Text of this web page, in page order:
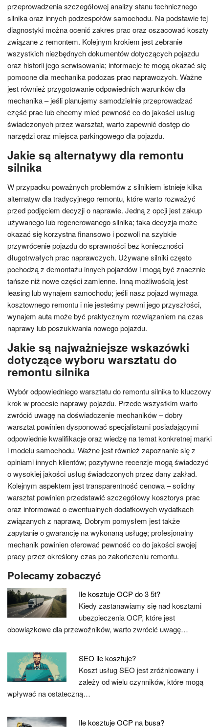
przeprowadzenia szczegółowej analizy stanu technicznego
silnika oraz innych podzespołów samochodu. Na podstawie tej
diagnostyki można ocenić zakres prac oraz oszacować koszty
związane z remontem. Kolejnym krokiem jest zebranie
wszystkich niezbędnych dokumentów dotyczących pojazdu
oraz historii jego serwisowania; informacje te mogą okazać się
pomocne dla mechanika podczas prac naprawczych. Ważne
jest również przygotowanie odpowiednich warunków dla
mechanika – jeśli planujemy samodzielnie przeprowadzać
część prac lub chcemy mieć pewność co do jakości usług
świadczonych przez warsztat, warto zapewnić dostęp do
narzędzi oraz miejsca parkingowego dla pojazdu.
Jakie są alternatywy dla remontu
silnika
W przypadku poważnych problemów z silnikiem istnieje kilka
alternatyw dla tradycyjnego remontu, które warto rozważyć
przed podjęciem decyzji o naprawie. Jedną z opcji jest zakup
używanego lub regenerowanego silnika; taka decyzja może
okazać się korzystna finansowo i pozwoli na szybkie
przywrócenie pojazdu do sprawności bez konieczności
długotrwałych prac naprawczych. Używane silniki często
pochodzą z demontażu innych pojazdów i mogą być znacznie
tańsze niż nowe części zamienne. Inną możliwością jest
leasing lub wynajem samochodu; jeśli nasz pojazd wymaga
kosztownego remontu i nie jesteśmy pewni jego przyszłości,
wynajem auta może być praktycznym rozwiązaniem na czas
naprawy lub poszukiwania nowego pojazdu.
Jakie są najważniejsze wskazówki
dotyczące wyboru warsztatu do
remontu silnika
Wybór odpowiedniego warsztatu do remontu silnika to kluczowy
krok w procesie naprawy pojazdu. Przede wszystkim warto
zwrócić uwagę na doświadczenie mechaników – dobry
warsztat powinien dysponować specjalistami posiadającymi
odpowiednie kwalifikacje oraz wiedzę na temat konkretnej marki
i modelu samochodu. Ważne jest również zapoznanie się z
opiniami innych klientów; pozytywne recenzje mogą świadczyć
o wysokiej jakości usług świadczonych przez dany zakład.
Kolejnym aspektem jest transparentność cenowa – solidny
warsztat powinien przedstawić szczegółowy kosztorys prac
oraz informować o ewentualnych dodatkowych wydatkach
związanych z naprawą. Dobrym pomysłem jest także
zapytanie o gwarancję na wykonaną usługę; profesjonalny
mechanik powinien oferować pewność co do jakości swojej
pracy przez określony czas po zakończeniu remontu.
Polecamy zobaczyć
Ile kosztuje OCP do 3 5t?
Kiedy zastanawiamy się nad kosztami
ubezpieczenia OCP, które jest
obowiązkowe dla przewoźników, warto zwrócić uwagę…
SEO ile kosztuje?
Koszt usług SEO jest zróżnicowany i
zależy od wielu czynników, które mogą
wpływać na ostateczną…
Ile kosztuje OCP na busa?